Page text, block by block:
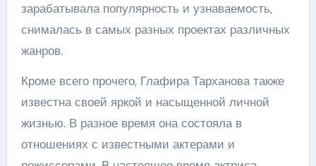
зарабатывала популярность и узнаваемость,
снималась в самых разных проектах различных
жанров.
Кроме всего прочего, Глафира Тарханова также
известна своей яркой и насыщенной личной
жизнью. В разное время она состояла в
отношениях с известными актерами и